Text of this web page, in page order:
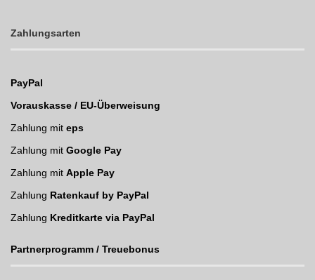
Zahlungsarten
PayPal
Vorauskasse / EU-Überweisung
Zahlung mit eps
Zahlung mit Google Pay
Zahlung mit Apple Pay
Zahlung Ratenkauf by PayPal
Zahlung Kreditkarte via PayPal
Partnerprogramm / Treuebonus